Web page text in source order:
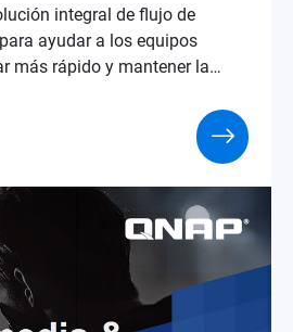
integral de flujo de
ayudar a los equipos
más rápido y mantener la